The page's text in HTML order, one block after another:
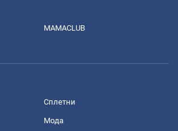
MAMACLUB
Сплетни
Мода